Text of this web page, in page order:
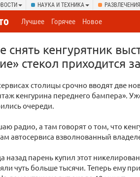
НАУКА И ТЕХНИКА РАЗВЛЕЧЕНИЯ
Лучшее Горячее Новое
кенгурятник
стекол приходится
столицы срочно вводят две
кенгурина переднего бампера».
очереди.
радио, а там говорят о том, что
автосервиса взволнованный
назад парень купил этот
чуть больше тысячи. Теперь ему